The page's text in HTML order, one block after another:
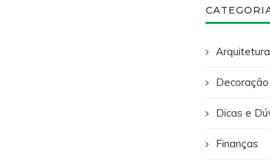
Arquitetura
Decoração
Dicas e
Finanças